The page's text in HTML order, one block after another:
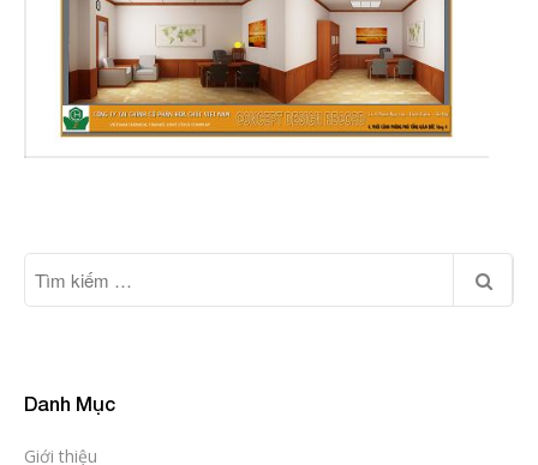
Danh Mục
Giới thiệu